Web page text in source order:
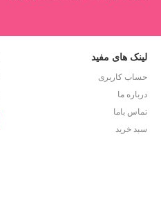
لینک های مفید
حساب کاربری
درباره ما
تماس باما
سبد خرید